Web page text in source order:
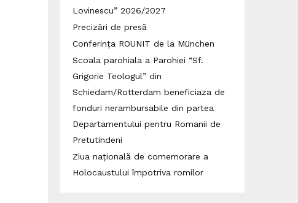
Lovinescu” 2026/2027
Precizări de presă
Conferința ROUNIT de la München
Scoala parohiala a Parohiei “Sf.
Grigorie Teologul” din
Schiedam/Rotterdam beneficiaza de
fonduri nerambursabile din partea
Departamentului pentru Romanii de
Pretutindeni
Ziua națională de comemorare a
Holocaustului împotriva romilor